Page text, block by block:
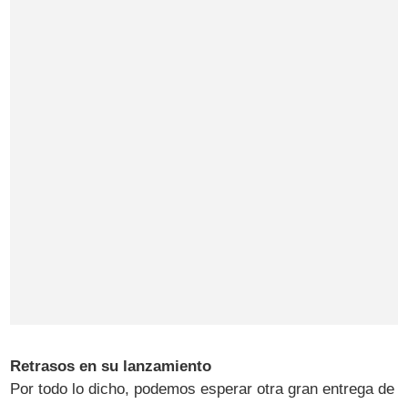
Retrasos en su lanzamiento
Por todo lo dicho, podemos esperar otra gran entrega de